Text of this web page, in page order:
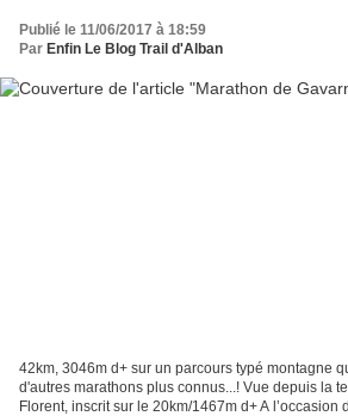
Publié le 11/06/2017 à 18:59
Par Enfin Le Blog Trail d'Alban
42km, 3046m d+ sur un parcours typé montagne
d'autres marathons plus connus...! Vue depuis la
Florent, inscrit sur le 20km/1467m d+ A l’occasion